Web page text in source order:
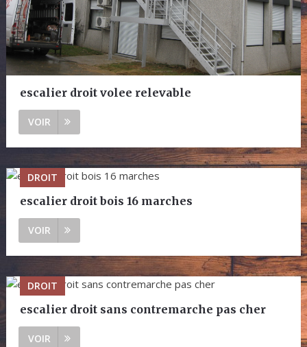
escalier droit volee relevable
VOIR
DROIT
escalier droit bois 16 marches
VOIR
DROIT
escalier droit sans contremarche pas cher
VOIR